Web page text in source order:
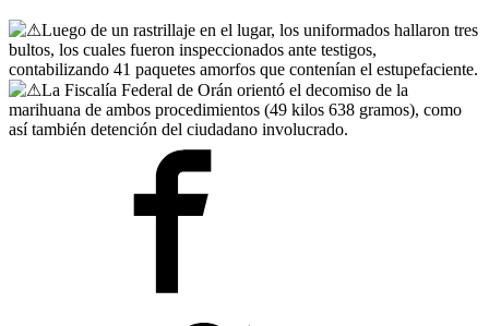
Luego de un rastrillaje en el lugar, los uniformados hallaron tres
bultos, los cuales fueron inspeccionados ante testigos,
contabilizando 41 paquetes amorfos que contenían el estupefaciente.
La Fiscalía Federal de Orán orientó el decomiso de la
marihuana de ambos procedimientos (49 kilos 638 gramos), como
así también detención del ciudadano involucrado.